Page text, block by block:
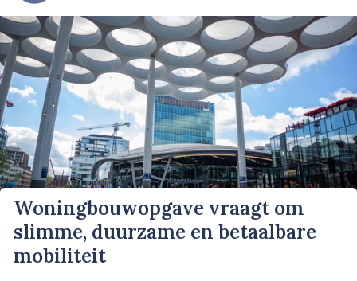
Woningbouwopgave vraagt om
slimme, duurzame en betaalbare
mobiliteit